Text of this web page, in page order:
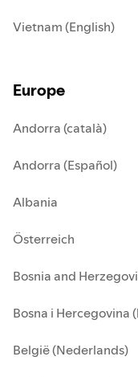
Vietnam (English)
Europe
Andorra (català)
Andorra (Español)
Albania
Österreich
Bosnia and
Bosna i Hercegovina
België (Nederlands)